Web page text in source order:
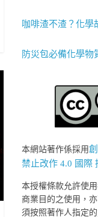
咖啡渣不渣？化學
防災包必備化學物
本網站著作係採用
禁止改作 4.0 國際
本授權條款允許使
商業目的之使用，
須按照著作人指定